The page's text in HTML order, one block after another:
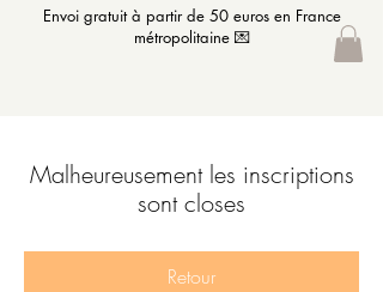
Envoi gratuit à partir de 50 euros en France
métropolitaine 💌
Malheureusement les inscriptions
sont closes
Retour